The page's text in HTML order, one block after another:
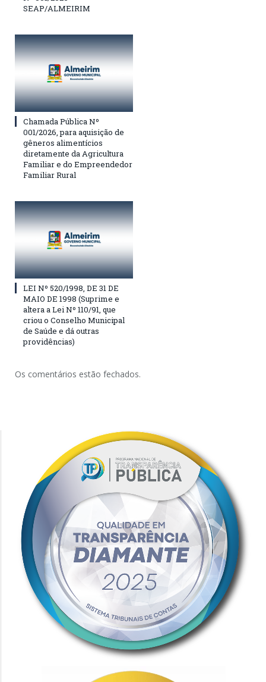
SEAP/ALMEIRIM
Chamada Pública Nº
001/2026, para aquisição de
gêneros alimentícios
diretamente da Agricultura
Familiar e do Empreendedor
Familiar Rural
LEI Nº 520/1998, DE 31 DE
MAIO DE 1998 (Suprime e
altera a Lei Nº 110/91, que
criou o Conselho Municipal
de Saúde e dá outras
providências)
Os comentários estão fechados.